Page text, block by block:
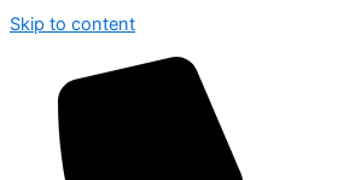
Skip to content